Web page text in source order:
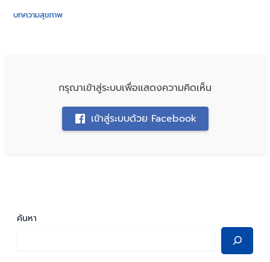
บทความสุขภาพ
กรุณาเข้าสู่ระบบเพื่อแสดงความคิดเห็น
เข้าสู่ระบบด้วย Facebook
ค้นหา